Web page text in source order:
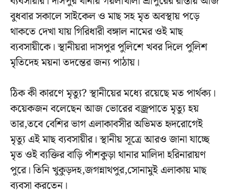
বুধবার সকালে সাইকেল ও মাছ সহ মৃত অবস্থায় পড়ে
থাকতে দেখা যায় গিরিধারী বঙ্গাল নামের ওই মাছ
ব্যবসায়ীকে। স্থানীয়রা দাসপুর পুলিশে খবর দিলে পুলিশ
মৃতিদেহ ময়না তদন্তের জন্য পাঠায়।
ঠিক কী কারণে মৃত্যু? স্থানীয়ের মধ্যে রয়েছে মত পার্থক্য।
কয়েকজন বলেছেন আজ ভোরের বজ্রপাতে মৃত্যু হয়
তার,তবে বেশির ভাগ এলাকাবসীর অভিমত হৃদরোগেই
মৃত্যু এই মাছ ব্যবসায়ীর। স্থানীয় সূত্রে আরও জানা যাচ্ছে
মৃত ওই ব্যক্তির বাড়ি পাঁশকুড়া থানার মালিদা হরিনারায়ণ
পুরে। তিনি খুকুড়দহ,জগন্নাথপুর,সোনামুই এলাকায় মাছ
ব্যবসা করতেন।